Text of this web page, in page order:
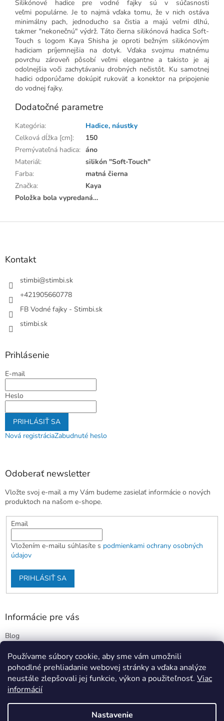
Používame súbory cookie, aby sme vám umožnili
pohodlné prehliadanie webovej stránky a vďaka analýze
neustále zlepšovali jej funkcie, výkon a použiteľnosť. Viac
informácií
Nastavenie
Silikónové hadice pre vodné fajky sú v súčasnosti
veľmi populárne. Je to najmä vďaka tomu, že v nich ostáva
minimálny pach, jednoducho sa čistia a majú veľmi dlhú,
takmer "nekonečnú" výdrž. Táto čierna silikónová hadica Soft-
Touch s logom Kaya Shisha je oproti bežným silikónovým
hadiciam príjemnejšia na dotyk. Vďaka svojmu matnému
povrchu zároveň pôsobí veľmi elegantne a takisto je aj
odolnejšia voči zachytávaniu drobných nečistôt. Ku samotnej
hadici odporúčame dokúpiť rukoväť a konektor na pripojenie
do vodnej fajky.
Dodatočné parametre
Kategória:
Hadice, náustky
Celková dĺžka [cm]:
150
Premývateľná hadica: áno
Materiál:
silikón "Soft-Touch"
Farba:
matná čierna
Značka:
Kaya
Položka bola vypredaná…
Z
Kontakt
stimbi@stimbi.sk
+421905660778
FB Vodné fajky - Stimbi.sk
stimbi.sk
Prihlásenie
E-mail
Heslo
PRIHLÁSIŤ SA
Nová registráciaZabudnuté heslo
Odoberať newsletter
Vložte svoj e-mail a my Vám budeme zasielať informácie o nových
produktoch na našom e-shope.
Email
Vložením e-mailu súhlasíte s podmienkami ochrany osobných
údajov
PRIHLÁSIŤ SA
Informácie pre vás
Blog
Obchodné podmienky
Podmienky ochrany osobných údajov
Vytvoril Shoptet